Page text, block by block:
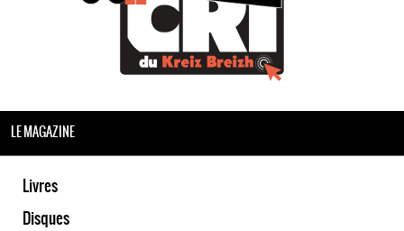
LE MAGAZINE
Livres
Disques